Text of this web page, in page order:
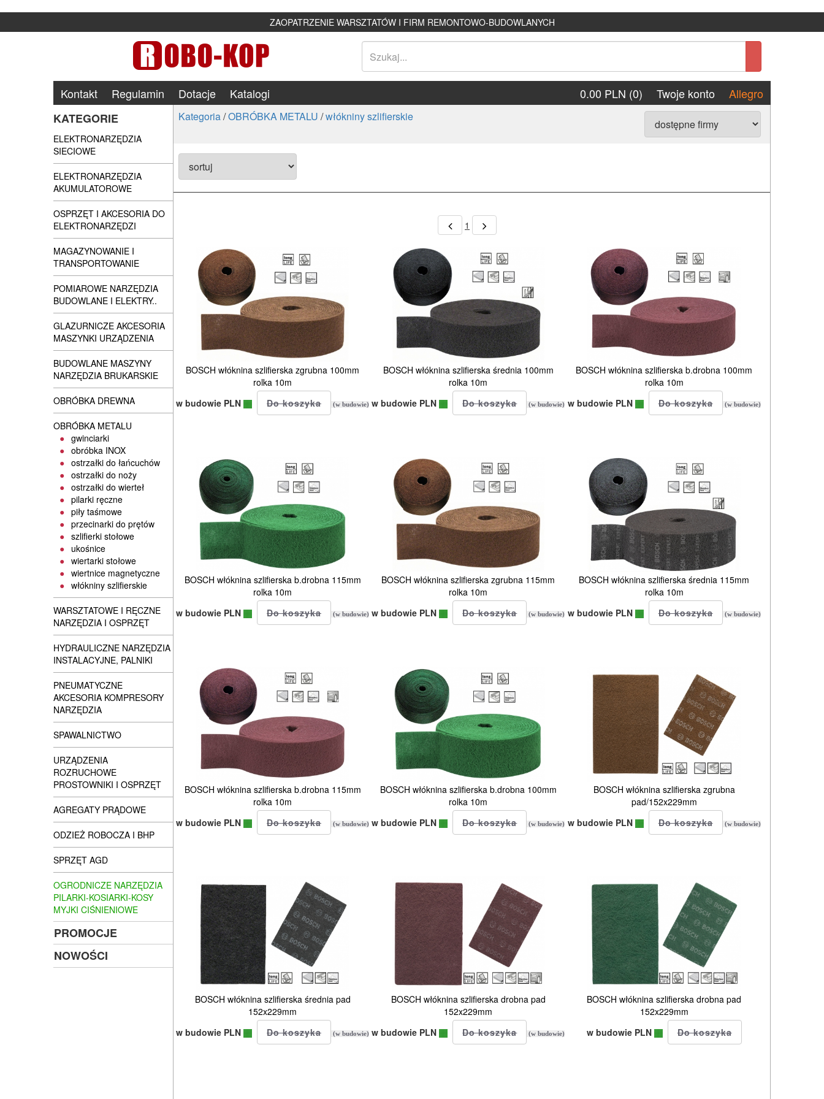
ZAOPATRZENIE WARSZTATÓW I FIRM REMONTOWO-BUDOWLANYCH
Kontakt Regulamin Dotacje Katalogi 0.00 PLN (0) Twoje konto
Allegro
KATEGORIE
ELEKTRONARZĘDZIA
SIECIOWE
ELEKTRONARZĘDZIA
AKUMULATOROWE
OSPRZĘT I AKCESORIA DO
ELEKTRONARZĘDZI
MAGAZYNOWANIE I
TRANSPORTOWANIE
POMIAROWE NARZĘDZIA
BUDOWLANE I ELEKTRY..
GLAZURNICZE AKCESORIA
MASZYNKI URZĄDZENIA
BUDOWLANE MASZYNY
NARZĘDZIA BRUKARSKIE
OBRÓBKA DREWNA
OBRÓBKA METALU
gwinciarki
obróbka INOX
ostrzałki do łańcuchów
ostrzałki do noży
ostrzałki do wierteł
pilarki ręczne
piły taśmowe
przecinarki do prętów
szlifierki stołowe
ukośnice
wiertarki stołowe
wiertnice magnetyczne
włókniny szlifierskie
WARSZTATOWE I RĘCZNE
NARZĘDZIA I OSPRZĘT
HYDRAULICZNE NARZĘDZIA
INSTALACYJNE, PALNIKI
PNEUMATYCZNE
AKCESORIA KOMPRESORY
NARZĘDZIA
SPAWALNICTWO
URZĄDZENIA
ROZRUCHOWE
PROSTOWNIKI I OSPRZĘT
AGREGATY PRĄDOWE
ODZIEŻ ROBOCZA I BHP
SPRZĘT AGD
OGRODNICZE NARZĘDZIA
PILARKI-KOSIARKI-KOSY
MYJKI CIŚNIENIOWE
PROMOCJE
NOWOŚCI
Kategoria/OBRÓBKA METALU /włókniny szlifierskie
1
BOSCH włóknina szlifierska zgrubna 100mm
rolka 10m
w budowie PLN
(w budowie)
BOSCH włóknina szlifierska średnia 100mm
rolka 10m
w budowie PLN
(w budowie)
BOSCH włóknina szlifierska b.drobna 100mm
rolka 10m
w budowie PLN
(w budowie)
BOSCH włóknina szlifierska b.drobna 115mm
rolka 10m
w budowie PLN
(w budowie)
BOSCH włóknina szlifierska zgrubna 115mm
rolka 10m
w budowie PLN
(w budowie)
BOSCH włóknina szlifierska średnia 115mm
rolka 10m
w budowie PLN
(w budowie)
BOSCH włóknina szlifierska b.drobna 115mm
rolka 10m
w budowie PLN
(w budowie)
BOSCH włóknina szlifierska b.drobna 100mm
rolka 10m
w budowie PLN
(w budowie)
BOSCH włóknina szlifierska zgrubna
pad/152x229mm
w budowie PLN
(w budowie)
BOSCH włóknina szlifierska średnia pad
152x229mm
w budowie PLN
(w budowie)
BOSCH włóknina szlifierska drobna pad
152x229mm
w budowie PLN
(w budowie)
BOSCH włóknina szlifierska drobna pad
152x229mm
w budowie PLN